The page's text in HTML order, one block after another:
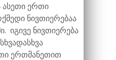
ასეთი ერთი
ნივთიერებაა
იგივე ნივთიერება
ერთმანეთით